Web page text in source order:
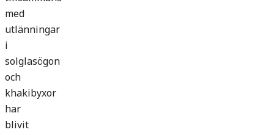
med
utlänningar
i
solglasögon
och
khakibyxor
har
blivit